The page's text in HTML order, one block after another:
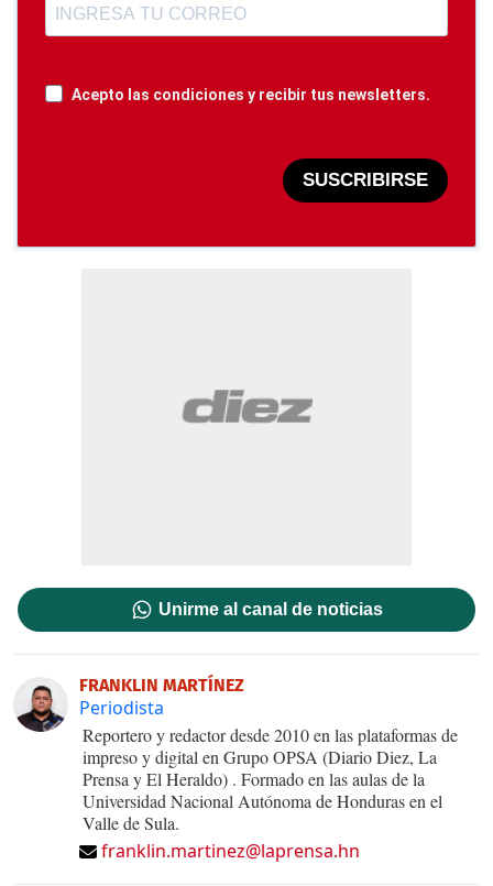
Acepto las condiciones y recibir tus newsletters.
SUSCRIBIRSE
Unirme al canal de noticias
FRANKLIN MARTÍNEZ
Periodista
Reportero y redactor desde 2010 en las plataformas de
impreso y digital en Grupo OPSA (Diario Diez, La
Prensa y El Heraldo) . Formado en las aulas de la
Universidad Nacional Autónoma de Honduras en el
Valle de Sula.
franklin.martinez@laprensa.hn